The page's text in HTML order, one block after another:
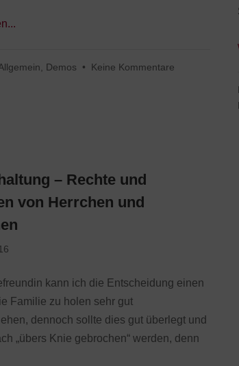
Demos • Keine Kommentare
– Rechte und
von Herrchen und
kann ich die Entscheidung einen
Familie zu holen sehr gut
dennoch sollte dies gut überlegt und
„übers Knie gebrochen“ werden, denn